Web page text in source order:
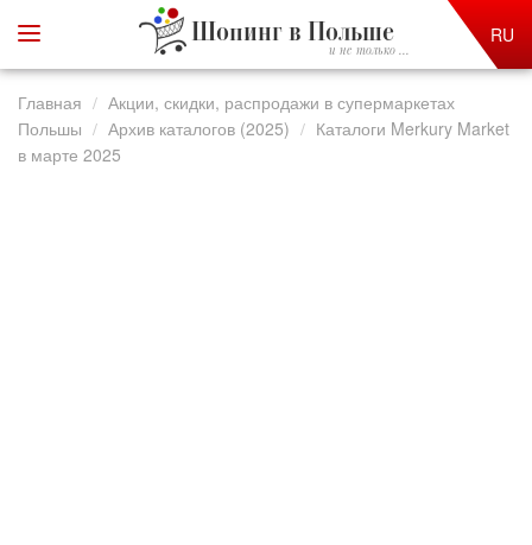
Шопинг в Польше
и не только ...
RU
Главная
Акции, скидки, распродажи в супермаркетах
Польшы
Архив каталогов (2025)
Каталоги Merkury Market
в марте 2025